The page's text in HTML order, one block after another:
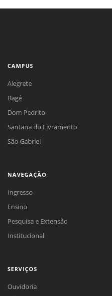
CAMPUS
Alegrete
Bagé
Dom Pedrito
Santana do Livramento
São Gabriel
NAVEGAÇÃO
Ingresso
Ensino
Pesquisa e Extensão
Institucional
SERVIÇOS
Ouvidoria